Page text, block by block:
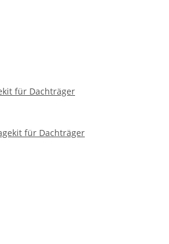
für Dachträger